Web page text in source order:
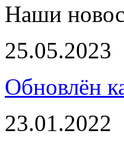
Наши
25.05.2023
Обновлён
23.01.2022